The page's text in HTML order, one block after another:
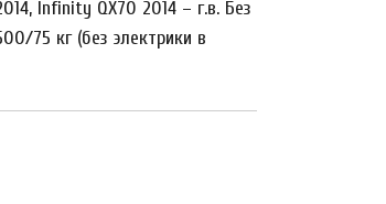
Infinity QX70 2014 – г.в. Без
75 кг (без электрики в